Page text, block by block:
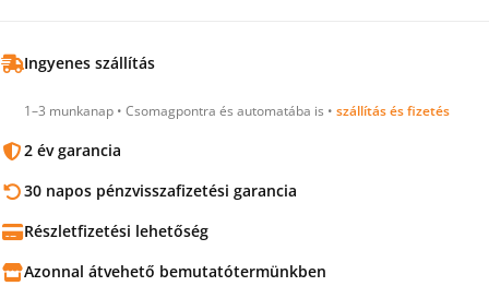
Ingyenes szállítás
1–3 munkanap • Csomagpontra és automatába is • szállítás és fizetés
2 év garancia
30 napos pénzvisszafizetési garancia
Részletfizetési lehetőség
Azonnal átvehető bemutatótermünkben